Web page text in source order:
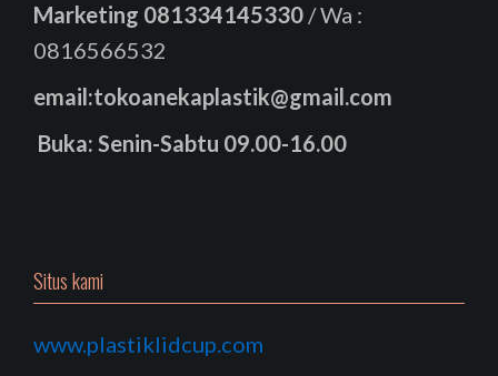
Marketing 081334145330 / Wa :
0816566532
email:tokoanekaplastik@gmail.com
Buka: Senin-Sabtu 09.00-16.00
Situs kami
www.plastiklidcup.com